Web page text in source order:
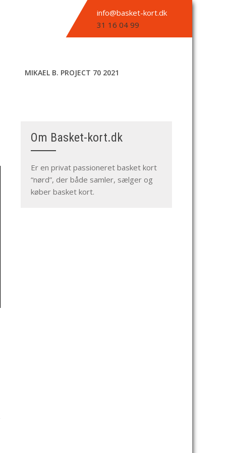
info@basket-kort.dk
31 16 04 99
MIKAEL B. PROJECT 70 2021
Om Basket-kort.dk
Er en privat passioneret basket kort
“nørd”, der både samler, sælger og
køber basket kort.